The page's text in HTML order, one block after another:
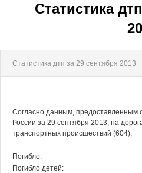
Статистика
Статистика дтп за 29 сентября 2013
Согласно данным,
России за 29 сентября 2013, на
транспортных происшествий (604):
Погибло:
Погибло детей: